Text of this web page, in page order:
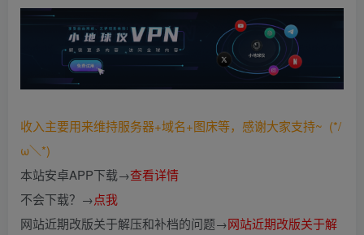
收入主要用来维持服务器+域名+图床等，感谢大家支持~ (*/
ω＼*)
本站安卓APP下载→查看详情
不会下载？→点我
网站近期改版关于解压和补档的问题→网站近期改版关于解